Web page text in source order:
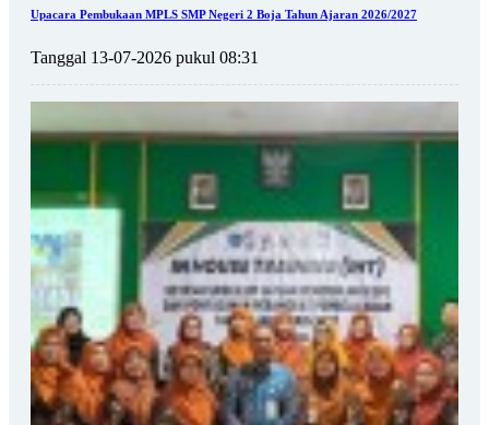
Upacara Pembukaan MPLS SMP Negeri 2 Boja Tahun Ajaran 2026/2027
Tanggal 13-07-2026 pukul 08:31